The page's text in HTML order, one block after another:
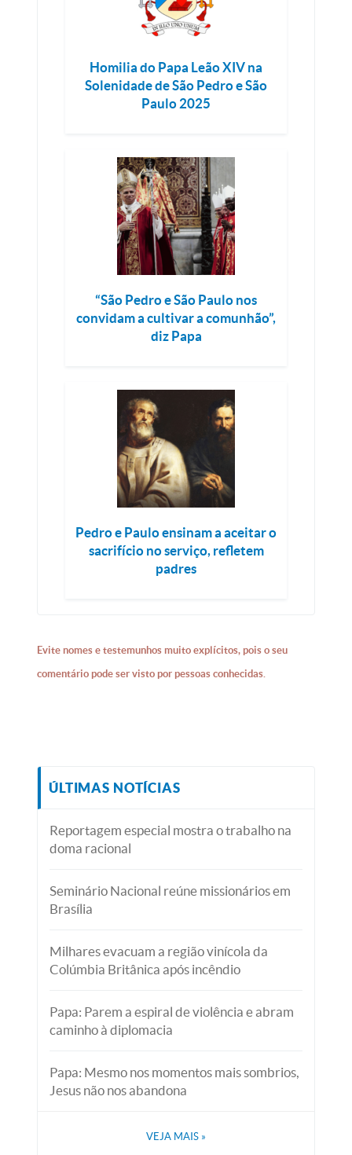
Homilia do Papa Leão XIV na
Solenidade de São Pedro e São
Paulo 2025
“São Pedro e São Paulo nos
convidam a cultivar a comunhão”,
diz Papa
Pedro e Paulo ensinam a aceitar o
sacrifício no serviço, refletem
padres
Evite nomes e testemunhos muito explícitos, pois o seu
comentário pode ser visto por pessoas conhecidas.
ÚLTIMAS NOTÍCIAS
Reportagem especial mostra o trabalho na
doma racional
Seminário Nacional reúne missionários em
Brasília
Milhares evacuam a região vinícola da
Colúmbia Britânica após incêndio
Papa: Parem a espiral de violência e abram
caminho à diplomacia
Papa: Mesmo nos momentos mais sombrios,
Jesus não nos abandona
VEJA MAIS »